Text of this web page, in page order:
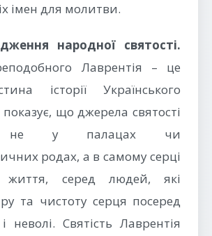
імен для молитви.
народної святості.
Лаврентія – це
історії Українського
що джерела святості
не у палацах чи
родах, а в самому серці
життя, серед людей, які
та чистоту серця посеред
неволі. Святість Лаврентія